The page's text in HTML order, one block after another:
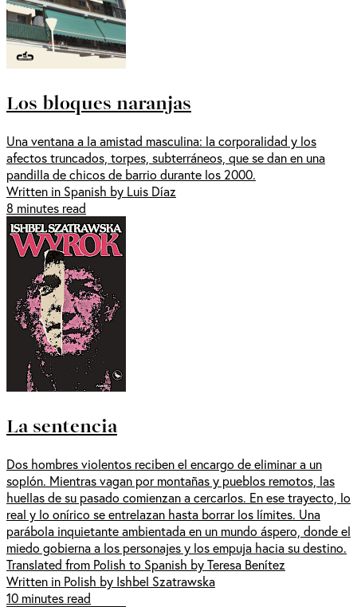
Los bloques naranjas
Una ventana a la amistad masculina: la corporalidad y los
afectos truncados, torpes, subterráneos, que se dan en una
pandilla de chicos de barrio durante los 2000.
Written in Spanish by Luis Díaz
8 minutes read
La sentencia
Dos hombres violentos reciben el encargo de eliminar a un
soplón. Mientras vagan por montañas y pueblos remotos, las
huellas de su pasado comienzan a cercarlos. En ese trayecto, lo
real y lo onírico se entrelazan hasta borrar los límites. Una
parábola inquietante ambientada en un mundo áspero, donde el
miedo gobierna a los personajes y los empuja hacia su destino.
Translated from Polish to Spanish by Teresa Benítez
Written in Polish by Ishbel Szatrawska
10 minutes read